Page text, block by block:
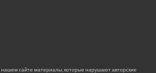
сайте материалы, которые нарушают авторские